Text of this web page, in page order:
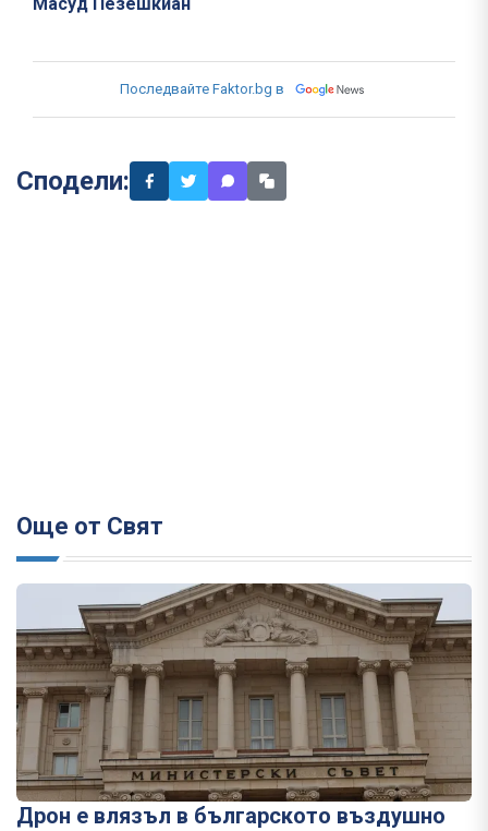
Последвайте Faktor.bg в
Сподели:
Още от Свят
Дрон е влязъл в българското въздушно